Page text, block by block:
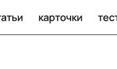
карточки